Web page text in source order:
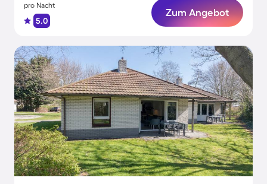
pro Nacht
5.0
Zum Angebot